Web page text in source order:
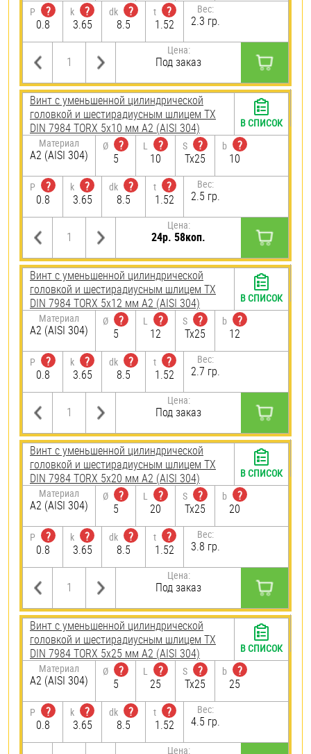
P
?
0.8
k
?
3.65
dk
?
8.5
t
?
1.52
Вес:
2.3 гр.
Цена:
Под заказ
Винт с уменьшенной цилиндрической
головкой и шестирадиусным шлицем TX
DIN 7984 TORX 5х10 мм А2 (AISI 304)
Материал
А2 (AISI 304)
Ø
?
5
L
?
10
S
?
Tx25
b
?
10
P
?
0.8
k
?
3.65
dk
?
8.5
t
?
1.52
Вес:
2.5 гр.
Цена:
24р. 58коп.
В СПИСОК
Винт с уменьшенной цилиндрической
головкой и шестирадиусным шлицем TX
DIN 7984 TORX 5х12 мм А2 (AISI 304)
Материал
А2 (AISI 304)
Ø
?
5
L
?
12
S
?
Tx25
b
?
12
P
?
0.8
k
?
3.65
dk
?
8.5
t
?
1.52
Вес:
2.7 гр.
Цена:
Под заказ
В СПИСОК
Винт с уменьшенной цилиндрической
головкой и шестирадиусным шлицем TX
DIN 7984 TORX 5х20 мм А2 (AISI 304)
Материал
А2 (AISI 304)
Ø
?
5
L
?
20
S
?
Tx25
b
?
20
P
?
0.8
k
?
3.65
dk
?
8.5
t
?
1.52
Вес:
3.8 гр.
Цена:
Под заказ
В СПИСОК
Винт с уменьшенной цилиндрической
головкой и шестирадиусным шлицем TX
DIN 7984 TORX 5х25 мм А2 (AISI 304)
Материал
А2 (AISI 304)
Ø
?
5
L
?
25
S
?
Tx25
b
?
25
P
?
0.8
k
?
3.65
dk
?
8.5
t
?
1.52
Вес:
4.5 гр.
Цена:
В СПИСОК